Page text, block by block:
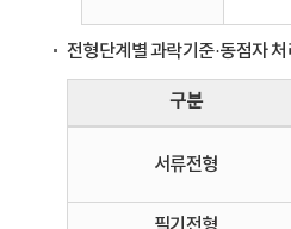
전형단계별 과락기준·동점자
구분
서류전형